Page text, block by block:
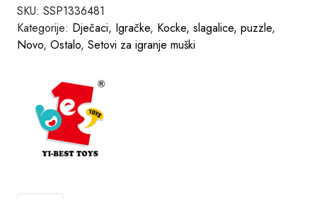
SKU: SSP1336481
Kategorije: Dječaci, Igračke, Kocke, slagalice, puzzle,
Novo, Ostalo, Setovi za igranje muški